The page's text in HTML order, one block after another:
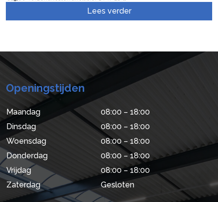
Lees verder
Openingstijden
Maandag
08:00 – 18:00
Dinsdag
08:00 – 18:00
Woensdag
08:00 – 18:00
Donderdag
08:00 – 18:00
Vrijdag
08:00 – 18:00
Zaterdag
Gesloten